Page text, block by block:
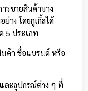
รขายสินค้าบาง
าง โดยกูเกิ้ลได้
5 ประเภท
ค้า ชื่อแบรนด์ หรือ
ละอุปกรณ์ต่าง ๆ ที่